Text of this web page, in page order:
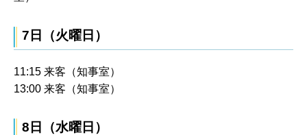
7日（火曜日）
11:15 来客（知事室）
13:00 来客（知事室）
8日（水曜日）